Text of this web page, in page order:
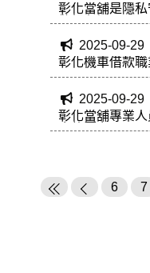
彰化當舖是隱
驚親友知
2025-09-29
彰化機車借款
理
2025-09-29
彰化當舖專業
金的壓力
6 7